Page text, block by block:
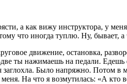
а как вижу инструктора, у
что иногда туплю. Ну, бывает, а
движение, остановка,
ты нажимаешь на педали.
Было напряжно. Потом в
На что я возмутилась: «А